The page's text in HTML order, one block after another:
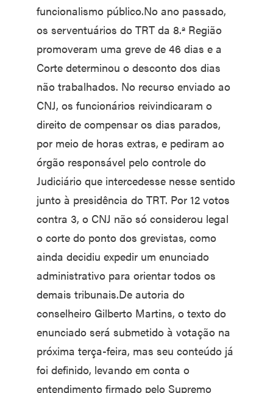
funcionalismo público.No ano passado,
os serventuários do TRT da 8.ª Região
promoveram uma greve de 46 dias e a
Corte determinou o desconto dos dias
não trabalhados. No recurso enviado ao
CNJ, os funcionários reivindicaram o
direito de compensar os dias parados,
por meio de horas extras, e pediram ao
órgão responsável pelo controle do
Judiciário que intercedesse nesse sentido
junto à presidência do TRT. Por 12 votos
contra 3, o CNJ não só considerou legal
o corte do ponto dos grevistas, como
ainda decidiu expedir um enunciado
administrativo para orientar todos os
demais tribunais.De autoria do
conselheiro Gilberto Martins, o texto do
enunciado será submetido à votação na
próxima terça-feira, mas seu conteúdo já
foi definido, levando em conta o
entendimento firmado pelo Supremo